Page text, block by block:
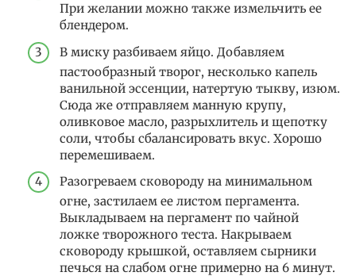
При желании можно также измельчить ее
блендером.
В миску разбиваем яйцо. Добавляем
пастообразный творог, несколько капель
ванильной эссенции, натертую тыкву, изюм.
Сюда же отправляем манную крупу,
оливковое масло, разрыхлитель и щепотку
соли, чтобы сбалансировать вкус. Хорошо
перемешиваем.
Разогреваем сковороду на минимальном
огне, застилаем ее листом пергамента.
Выкладываем на пергамент по чайной
ложке творожного теста. Накрываем
сковороду крышкой, оставляем сырники
печься на слабом огне примерно на 6 минут.